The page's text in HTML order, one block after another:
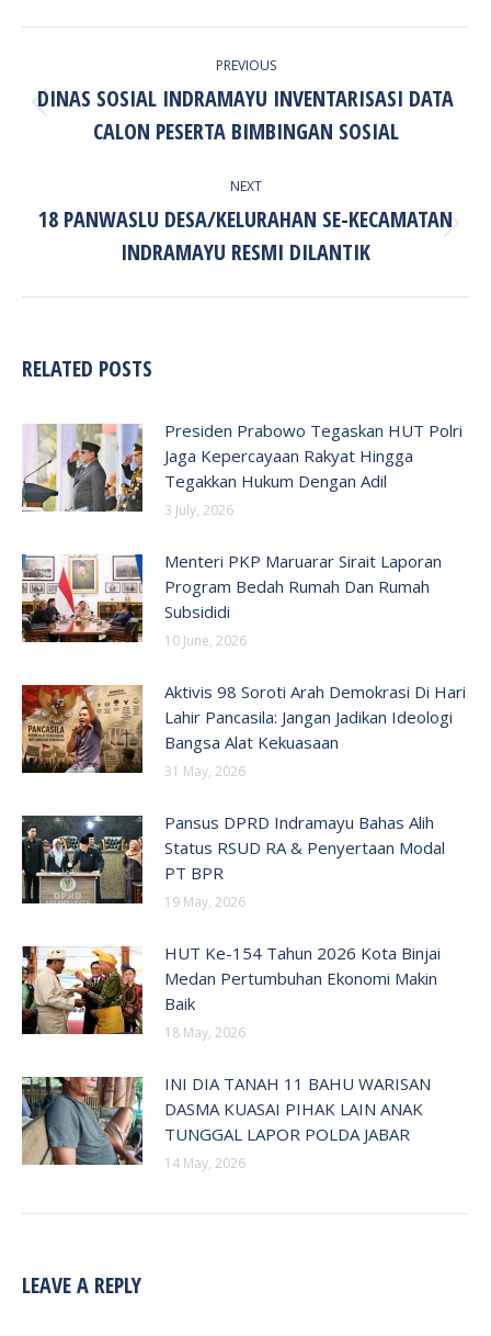
PREVIOUS
Previous
post:
DINAS SOSIAL INDRAMAYU INVENTARISASI DATA
CALON PESERTA BIMBINGAN SOSIAL
NEXT
Next
post:
18 PANWASLU DESA/KELURAHAN SE-KECAMATAN
INDRAMAYU RESMI DILANTIK
RELATED POSTS
Presiden Prabowo Tegaskan HUT Polri
Jaga Kepercayaan Rakyat Hingga
Tegakkan Hukum Dengan Adil
3 July, 2026
Menteri PKP Maruarar Sirait Laporan
Program Bedah Rumah Dan Rumah
Subsididi
10 June, 2026
Aktivis 98 Soroti Arah Demokrasi Di Hari
Lahir Pancasila: Jangan Jadikan Ideologi
Bangsa Alat Kekuasaan
31 May, 2026
Pansus DPRD Indramayu Bahas Alih
Status RSUD RA & Penyertaan Modal
PT BPR
19 May, 2026
HUT Ke-154 Tahun 2026 Kota Binjai
Medan Pertumbuhan Ekonomi Makin
Baik
18 May, 2026
INI DIA TANAH 11 BAHU WARISAN
DASMA KUASAI PIHAK LAIN ANAK
TUNGGAL LAPOR POLDA JABAR
14 May, 2026
LEAVE A REPLY